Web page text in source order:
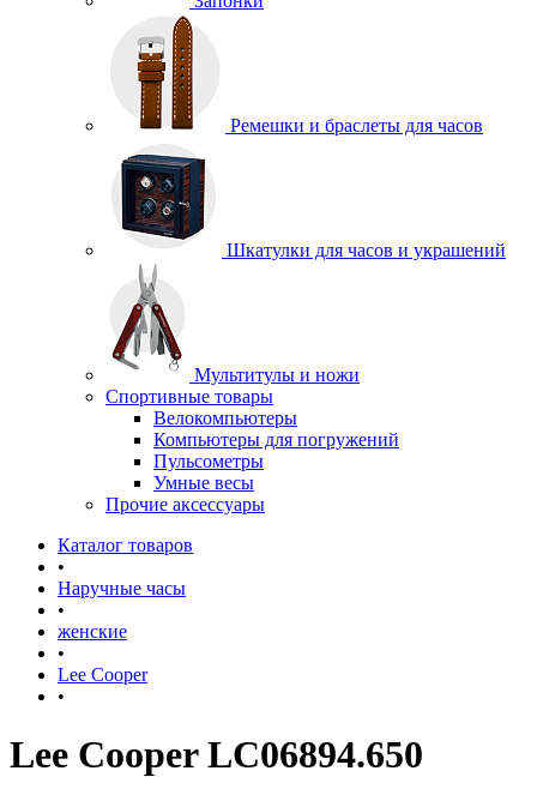
Ремешки и браслеты для часов
Шкатулки для часов и украшений
Мультитулы и ножи
Спортивные товары
Велокомпьютеры
Компьютеры для погружений
Пульсометры
Умные весы
Прочие аксессуары
Каталог товаров
•
Наручные часы
•
женские
•
Lee Cooper
•
Lee Cooper LC06894.650